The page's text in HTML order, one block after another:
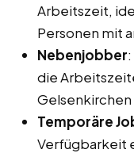
Arbeitszeit,
Personen mit
Nebenjobber
die
Temporäre
Verfügbarkeit